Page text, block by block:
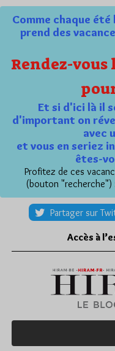
Comme chaque
prend des
Rendez-vous
Et si d'ici là il
d'important on
avec
et vous en seriez
êtes-
Profitez de ces
(bouton
Partager sur
Accès à